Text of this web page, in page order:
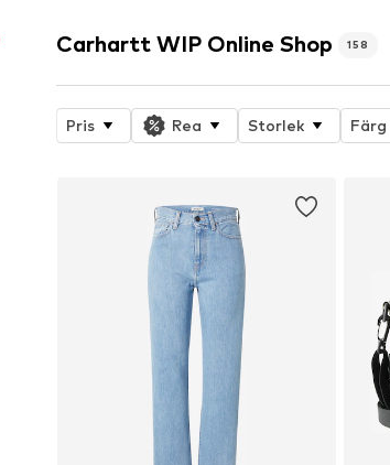
Carhartt WIP Online Shop 158
Pris Rea Storlek Färg